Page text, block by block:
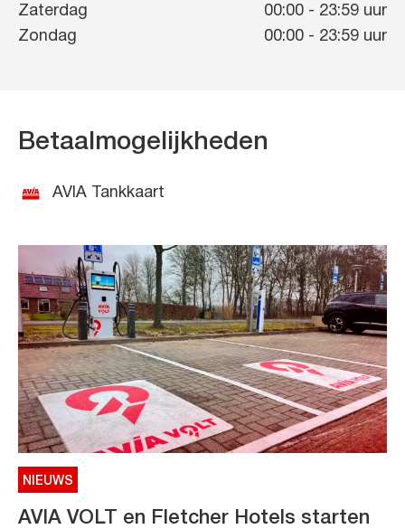
Zaterdag
00:00 - 23:59 uur
Zondag
00:00 - 23:59 uur
Betaalmogelijkheden
AVIA Tankkaart
NIEUWS
AVIA VOLT en Fletcher Hotels starten